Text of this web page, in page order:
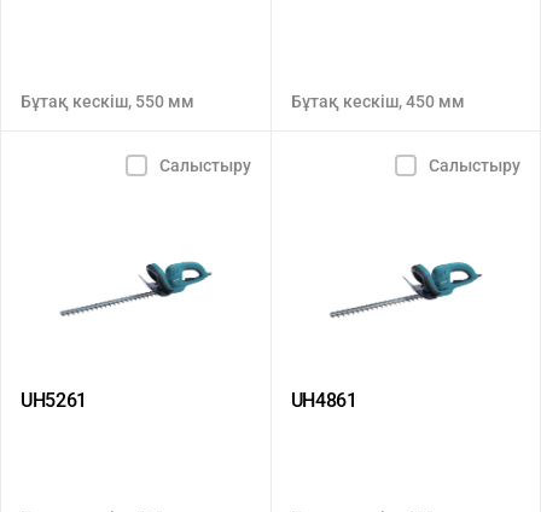
Бұтақ кескіш, 550 мм Бұтақ кескіш, 450 мм
Салыстыру
UH5261
Салыстыру
UH4861